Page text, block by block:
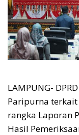
LAMPUNG-
Paripurna
rangka Laporan
Hasil